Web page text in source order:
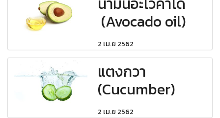
(Avocado oil)
2 เม.ย 2562
แตงกวา
(Cucumber)
2 เม.ย 2562